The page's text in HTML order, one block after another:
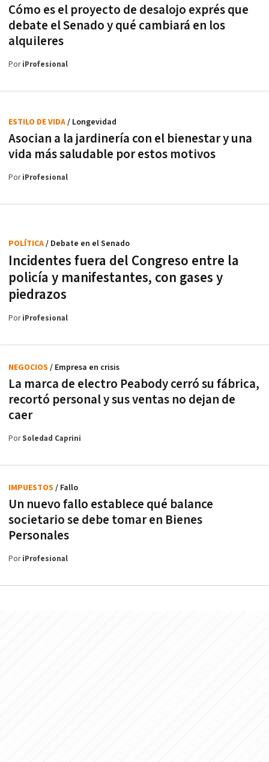
Cómo es el proyecto de desalojo exprés que
debate el Senado y qué cambiará en los
alquileres
PoriProfesional
Asocian a la jardinería con el bienestar y una
vida más saludable por estos motivos
ESTILO DE VIDA/ Longevidad
PoriProfesional
Incidentes fuera del Congreso entre la
policía y manifestantes, con gases y
piedrazos
POLÍTICA/ Debate en el Senado
PoriProfesional
La marca de electro Peabody cerró su fábrica,
recortó personal y sus ventas no dejan de
caer
NEGOCIOS / Empresa en crisis
PorSoledad Caprini
Un nuevo fallo establece qué balance
societario se debe tomar en Bienes
Personales
IMPUESTOS / Fallo
PoriProfesional